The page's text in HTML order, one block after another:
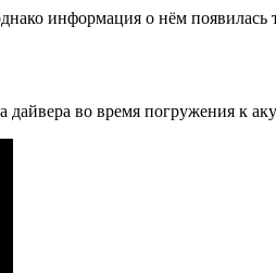
информация о нём
дайвера во время погружения к